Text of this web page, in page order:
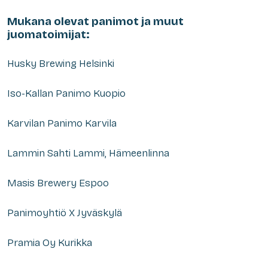
Mukana olevat panimot ja muut
juomatoimijat:
Husky Brewing Helsinki
Iso-Kallan Panimo Kuopio
Karvilan Panimo Karvila
Lammin Sahti Lammi, Hämeenlinna
Masis Brewery Espoo
Panimoyhtiö X Jyväskylä
Pramia Oy Kurikka